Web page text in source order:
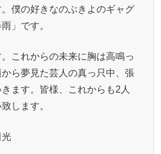
僕の好きなのぶきよのギャグ
」です。
これからの未来に胸は高鳴っ
ら夢見た芸人の真っ只中、張
ます。皆様、これからも2人
します。